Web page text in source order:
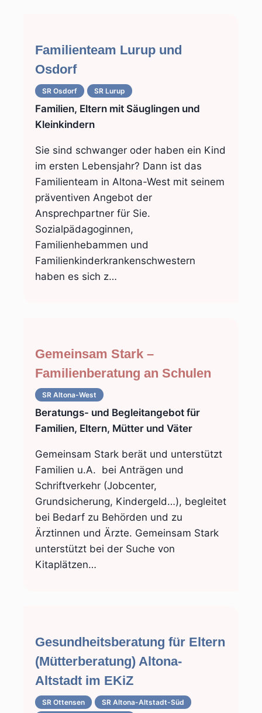
Familienteam Lurup und
Osdorf
SR Osdorf SR Lurup
Familien, Eltern mit Säuglingen und
Kleinkindern
Sie sind schwanger oder haben ein Kind
im ersten Lebensjahr? Dann ist das
Familienteam in Altona-West mit seinem
präventiven Angebot der
Ansprechpartner für Sie.
Sozialpädagoginnen,
Familienhebammen und
Familienkinderkrankenschwestern
haben es sich z…
Gemeinsam Stark –
Familienberatung an Schulen
SR Altona-West
Beratungs- und Begleitangebot für
Familien, Eltern, Mütter und Väter
Gemeinsam Stark berät und unterstützt
Familien u.A. bei Anträgen und
Schriftverkehr (Jobcenter,
Grundsicherung, Kindergeld…), begleitet
bei Bedarf zu Behörden und zu
Ärztinnen und Ärzte. Gemeinsam Stark
unterstützt bei der Suche von
Kitaplätzen…
Gesundheitsberatung für Eltern
(Mütterberatung) Altona-
Altstadt im EKiZ
SR Ottensen
SR Altona-Altstadt-Süd